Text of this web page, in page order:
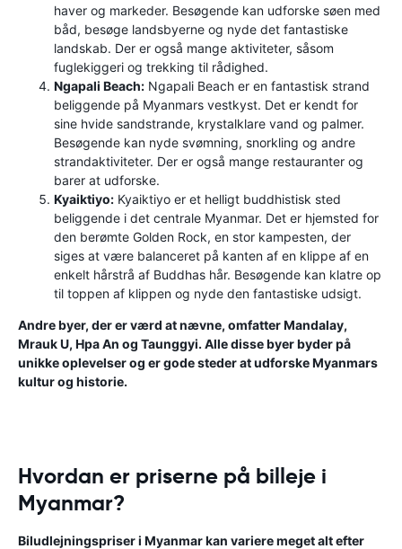
haver og markeder. Besøgende kan udforske søen med
båd, besøge landsbyerne og nyde det fantastiske
landskab. Der er også mange aktiviteter, såsom
fuglekiggeri og trekking til rådighed.
Ngapali Beach: Ngapali Beach er en fantastisk strand
beliggende på Myanmars vestkyst. Det er kendt for
sine hvide sandstrande, krystalklare vand og palmer.
Besøgende kan nyde svømning, snorkling og andre
strandaktiviteter. Der er også mange restauranter og
barer at udforske.
Kyaiktiyo: Kyaiktiyo er et helligt buddhistisk sted
beliggende i det centrale Myanmar. Det er hjemsted for
den berømte Golden Rock, en stor kampesten, der
siges at være balanceret på kanten af ​​en klippe af en
enkelt hårstrå af Buddhas hår. Besøgende kan klatre op
til toppen af ​​klippen og nyde den fantastiske udsigt.
Andre byer, der er værd at nævne, omfatter Mandalay,
Mrauk U, Hpa An og Taunggyi. Alle disse byer byder på
unikke oplevelser og er gode steder at udforske Myanmars
kultur og historie.
Hvordan er priserne på billeje i
Myanmar?
Biludlejningspriser i Myanmar kan variere meget alt efter